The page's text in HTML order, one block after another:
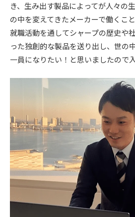
き、生み出す製品によってが人々の
の中を変えてきたメーカーで働くこ
就職活動を通してシャープの歴史や
った独創的な製品を送り出し、世の
一員になりたい！と思いましたので